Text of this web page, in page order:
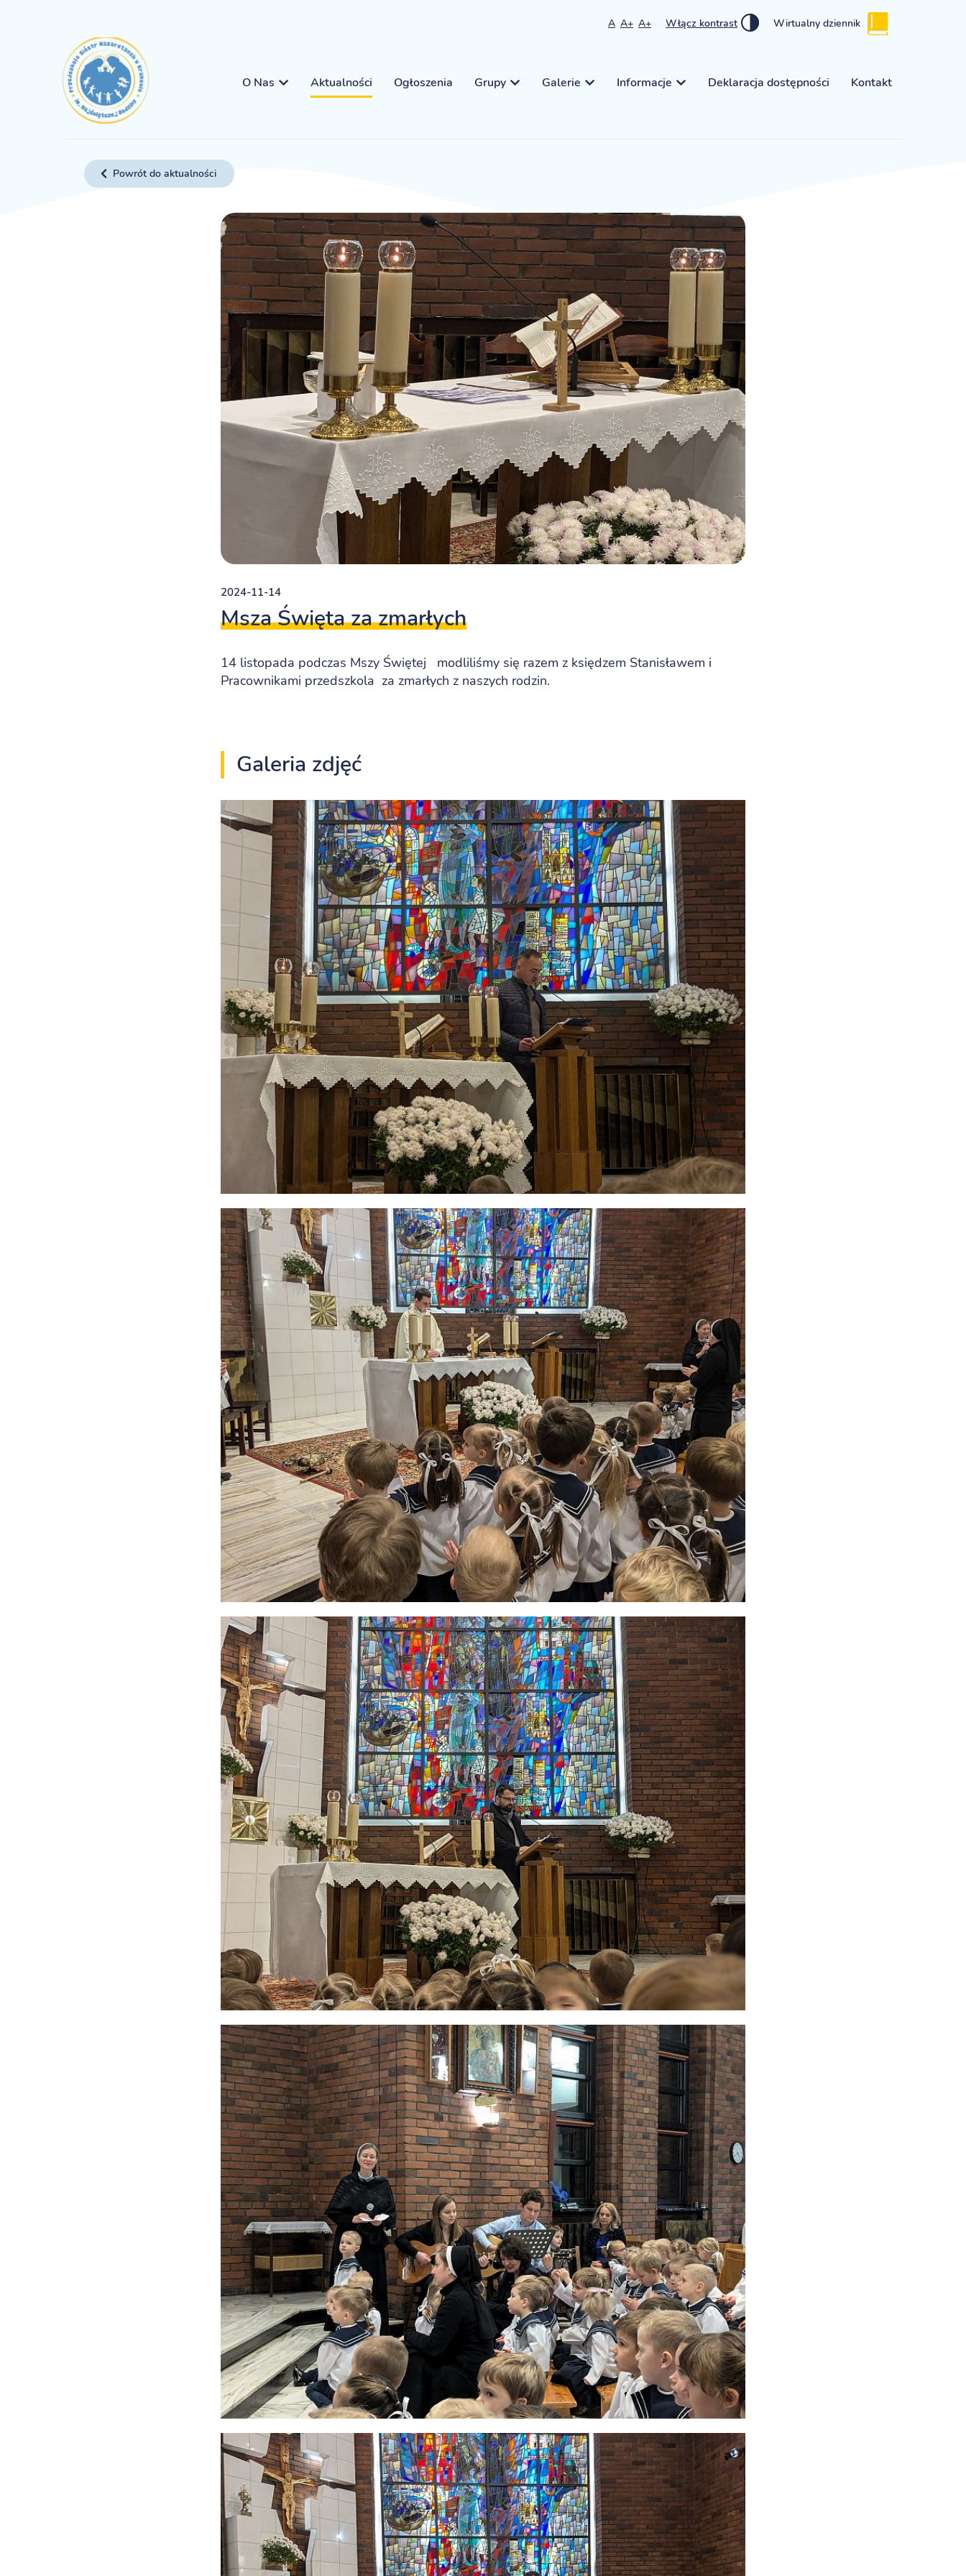
A A+ A+ Włącz kontrast Wirtualny dziennik
O Nas Aktualności Ogłoszenia Grupy Galerie Informacje Deklaracja dostępności Kontakt
Powrót do aktualności
2024-11-14
Msza Święta za zmarłych
14 listopada podczas Mszy Świętej modliliśmy się razem z księdzem Stanisławem i
Pracownikami przedszkola za zmarłych z naszych rodzin.
Galeria zdjęć